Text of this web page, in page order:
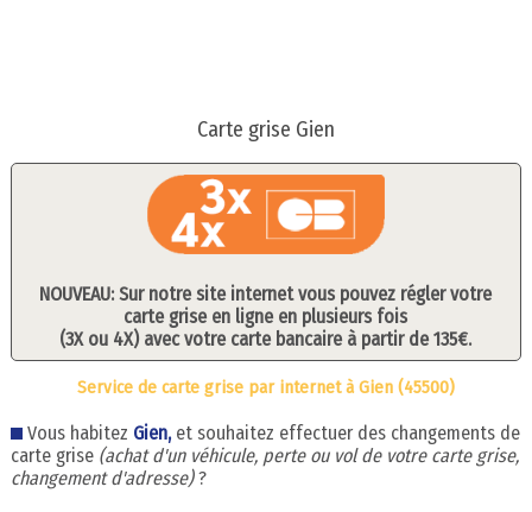
Carte grise Gien
NOUVEAU: Sur notre site internet vous pouvez régler votre
carte grise en ligne en plusieurs fois
(3X ou 4X) avec votre carte bancaire à partir de 135€.
Service de carte grise par internet à Gien (45500)
Vous habitez Gien, et souhaitez effectuer des changements de
carte grise (achat d'un véhicule, perte ou vol de votre carte grise,
changement d'adresse)?